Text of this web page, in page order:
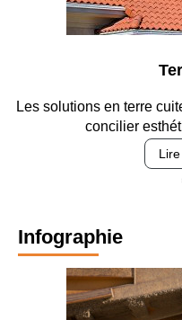
pour
Entre
Infographie